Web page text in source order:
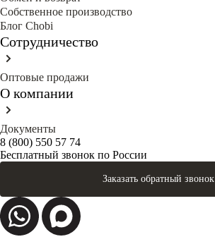
Собственное производство
Блог Сhobi
Сотрудничество
Оптовые продажи
О компании
Документы
8 (800) 550 57 74
Бесплатный звонок по России
Заказать обратный звонок